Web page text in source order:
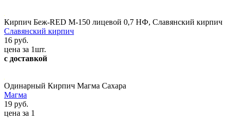
Кирпич Беж-RED М-150 лицевой 0,7 НФ, Славянский кирпич
Славянский кирпич
16 руб.
цена за 1шт.
с доставкой
Одинарный Кирпич Магма Сахара
Магма
19 руб.
цена за 1